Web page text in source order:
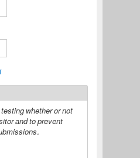
whether or not
and to prevent